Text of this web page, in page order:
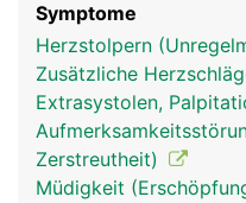
Symptome
Herzstolpern
Zusätzliche
Extrasystolen,
Zerstreutheit)
Müdigkeit